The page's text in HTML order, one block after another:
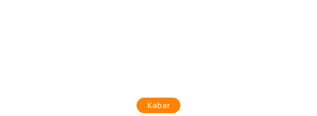
Kabar